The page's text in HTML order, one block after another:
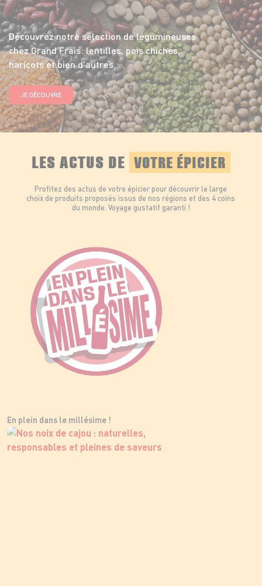
Découvrez notre sélection de légumineuses
chez Grand Frais: lentilles, pois chiches,
haricots et bien d'autres.
JE DÉCOUVRE
LES ACTUS DE VOTRE ÉPICIER
Profitez des actus de votre épicier pour découvrir le large
choix de produits proposés issus de nos régions et des 4 coins
du monde. Voyage gustatif garanti !
En plein dans le millésime !